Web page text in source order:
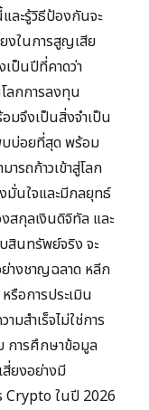
ละรู้วิธีป้องกันจะ
ยงในการสูญเสีย
ป็นปีที่คาดว่า
ลกการลงทุน
มจึงเป็นสิ่งจำเป็น
บบ่อยที่สุด พร้อม
รถก้าวเข้าสู่โลก
มั่นใจและมีกลยุทธ์
สกุลเงินดิจิทัล และ
นทรัพย์จริง จะ
างชาญฉลาด หลีก
รือการประเมิน
มสำเร็จไม่ใช่การ
การศึกษาข้อมูล
สี่ยงอย่างมี
Crypto ในปี 2026